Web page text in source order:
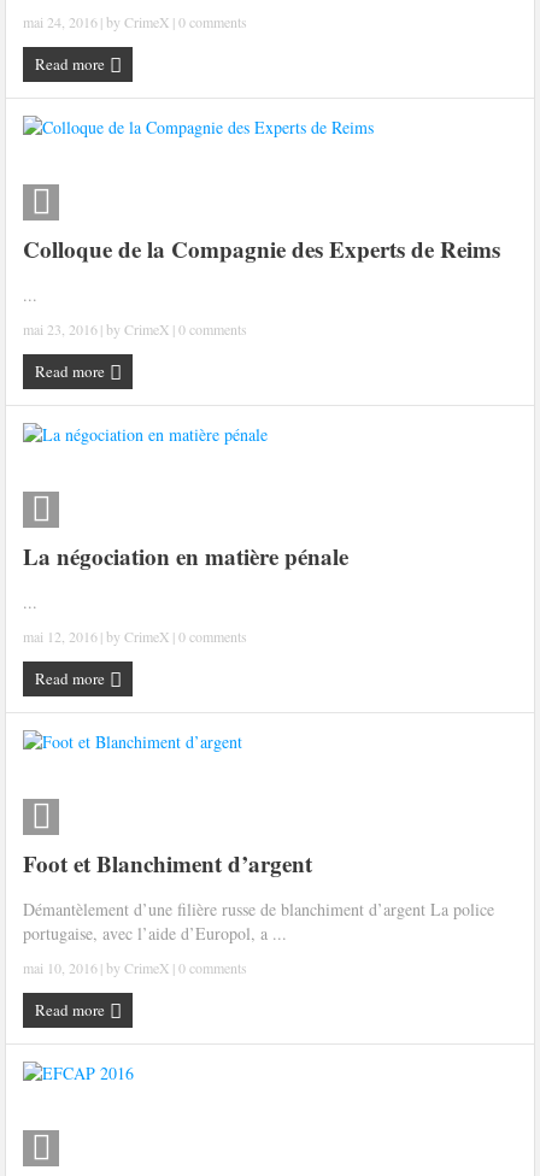
mai 24, 2016| byCrimeX |0 comments
Read more
Colloque de la Compagnie des Experts de Reims
...
mai 23, 2016| byCrimeX |0 comments
Read more
La négociation en matière pénale
...
mai 12, 2016| byCrimeX |0 comments
Read more
Foot et Blanchiment d’argent
Démantèlement d’une filière russe de blanchiment d’argent La police
portugaise, avec l’aide d’Europol, a ...
mai 10, 2016| byCrimeX |0 comments
Read more